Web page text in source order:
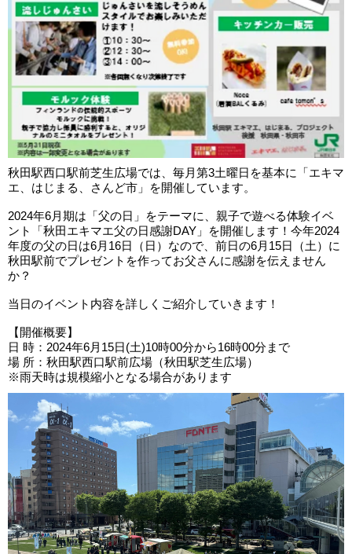
秋田駅西口駅前芝生広場では、毎月第3土曜日を基本に「エキマ
エ、はじまる、さんど市」を開催しています。
2024年6月期は「父の日」をテーマに、親子で遊べる体験イベ
ント「秋田エキマエ父の日感謝DAY」を開催します！今年2024
年度の父の日は6月16日（日）なので、前日の6月15日（土）に
秋田駅前でプレゼントを作ってお父さんに感謝を伝えません
か？
当日のイベント内容を詳しくご紹介していきます！
【開催概要】
日 時：2024年6月15日(土)10時00分から16時00分まで
場 所：秋田駅西口駅前広場（秋田駅芝生広場）
※雨天時は規模縮小となる場合があります